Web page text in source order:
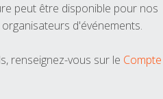
peut être disponible pour nos
d'événements.
renseignez-vous sur le Compte